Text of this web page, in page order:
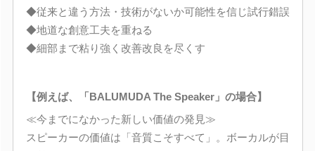
◆従来と違う方法・技術がないか可能性を信じ試行錯誤
◆地道な創意工夫を重ねる
◆細部まで粘り強く改善改良を尽くす
【例えば、「BALUMUDA The Speaker」の場合】
≪今までになかった新しい価値の発見≫
スピーカーの価値は「音質こそすべて」。ボーカルが目